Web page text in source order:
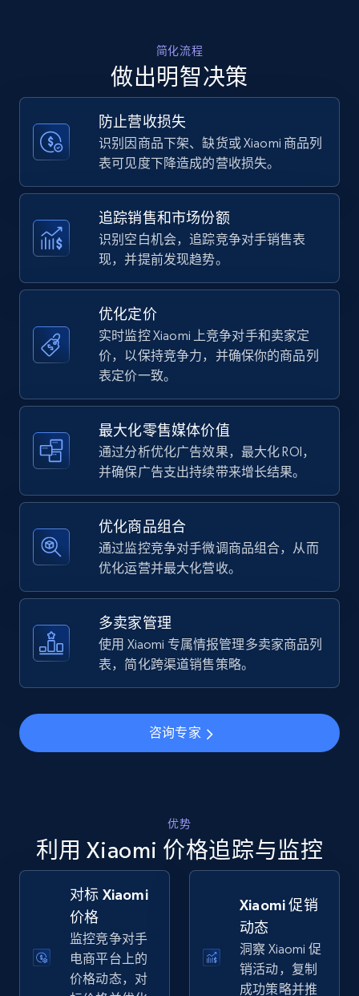
Title, Seller name, Brand, Description, Initial
price, Currency, Availability, Reviews count, and
35.3K+ 5.7K+ 立即开始
Amazon products - find products by using
upc numbers
Title, Seller name, Brand, Description, Initial
35.3K+ 5.7K+ 立即开始
Amazon Reviews
URL, Product name, Product rating, Product
rating object, Product rating max, Rating,
Author name, Asin, and more.
872+ 立即开始
Walmart - products
URL, Final price, Sku, Currency, Gtin,
Specifications, Image urls, Top reviews, and
using specific category URL
URL, Final price, Sku, Currency, Gtin,
Specifications, Image urls, Top reviews, and
5.6K+ 立即开始
简化流程
做出明智决策
防止营收损失
识别因商品下架、缺货或 Xiaomi 商品列
表可见度下降造成的营收损失。
追踪销售和市场份额
识别空白机会，追踪竞争对手销售表
现，并提前发现趋势。
优化定价
实时监控 Xiaomi 上竞争对手和卖家定
价，以保持竞争力，并确保你的商品列
表定价一致。
最大化零售媒体价值
通过分析优化广告效果，最大化 ROI，
并确保广告支出持续带来增长结果。
优化商品组合
通过监控竞争对手微调商品组合，从而
优化运营并最大化营收。
多卖家管理
使用 Xiaomi 专属情报管理多卖家商品列
表，简化跨渠道销售策略。
咨询专家
优势
利用 Xiaomi 价格追踪与监控
对标 Xiaomi
价格
监控竞争对手
电商平台上的
价格动态，对
Xiaomi 促销
动态
洞察 Xiaomi 促
销活动，复制
成功策略并推